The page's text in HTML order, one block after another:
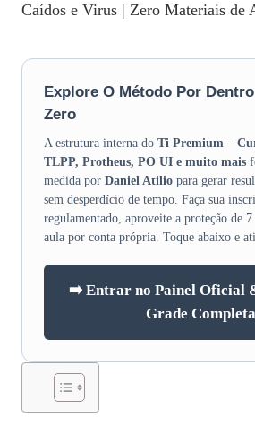
Caídos e Virus | Zero Materiais de
Explore O Método Por
Zero
A estrutura interna do Ti Premium –
TLPP, Protheus, PO UI e muito mais
medida por Daniel Atilio para gerar
sem desperdício de tempo. Faça sua
regulamentado, aproveite a proteção de
aula por conta própria. Toque abaixo e
➡️ Entrar no Painel Oficial
Grade Completa